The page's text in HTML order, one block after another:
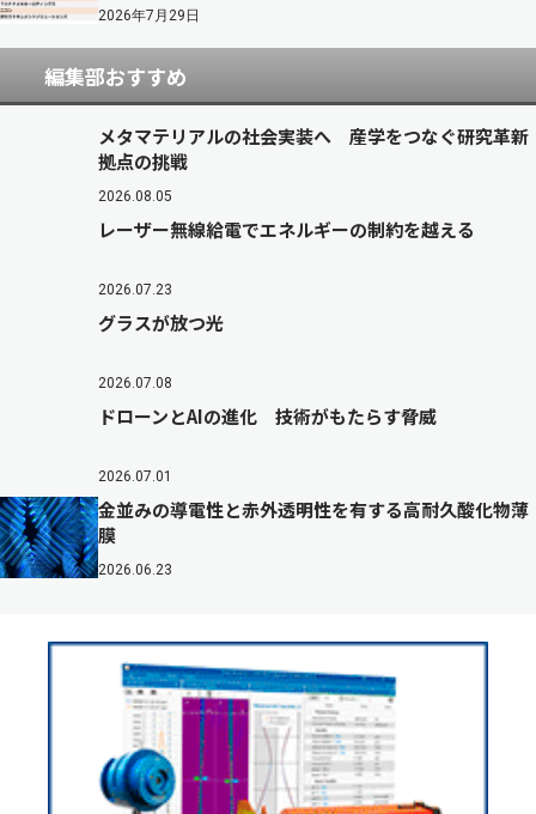
2026年7月29日
編集部おすすめ
メタマテリアルの社会実装へ 産学をつなぐ研究革新
拠点の挑戦
2026.08.05
レーザー無線給電でエネルギーの制約を越える
2026.07.23
グラスが放つ光
2026.07.08
ドローンとAIの進化 技術がもたらす脅威
2026.07.01
金並みの導電性と赤外透明性を有する高耐久酸化物薄
膜
2026.06.23